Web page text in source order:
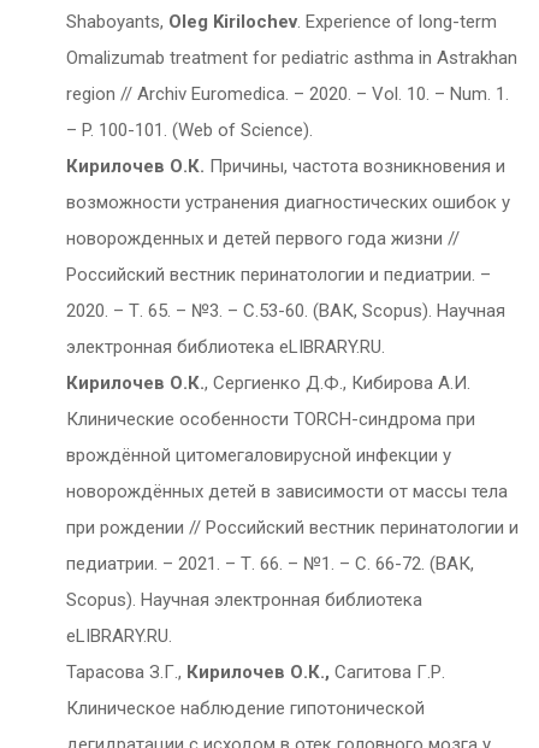
Shaboyants, Oleg Kirilochev. Experience of long-term
Omalizumab treatment for pediatric asthma in Astrakhan
region // Archiv Euromedica. – 2020. – Vol. 10. – Num. 1.
– P. 100-101. (Web of Science).
Кирилочев О.К. Причины, частота возникновения и
возможности устранения диагностических ошибок у
новорожденных и детей первого года жизни //
Российский вестник перинатологии и педиатрии. –
2020. – Т. 65. – №3. – С.53-60. (ВАК, Scopus). Научная
электронная библиотека eLIBRARY.RU.
Кирилочев О.К., Сергиенко Д.Ф., Кибирова А.И.
Клинические особенности TORCH-синдрома при
врождённой цитомегаловирусной инфекции у
новорождённых детей в зависимости от массы тела
при рождении // Российский вестник перинатологии и
педиатрии. – 2021. – Т. 66. – №1. – С. 66-72. (ВАК,
Scopus). Научная электронная библиотека
eLIBRARY.RU.
Тарасова З.Г., Кирилочев О.К., Сагитова Г.Р.
Клиническое наблюдение гипотонической